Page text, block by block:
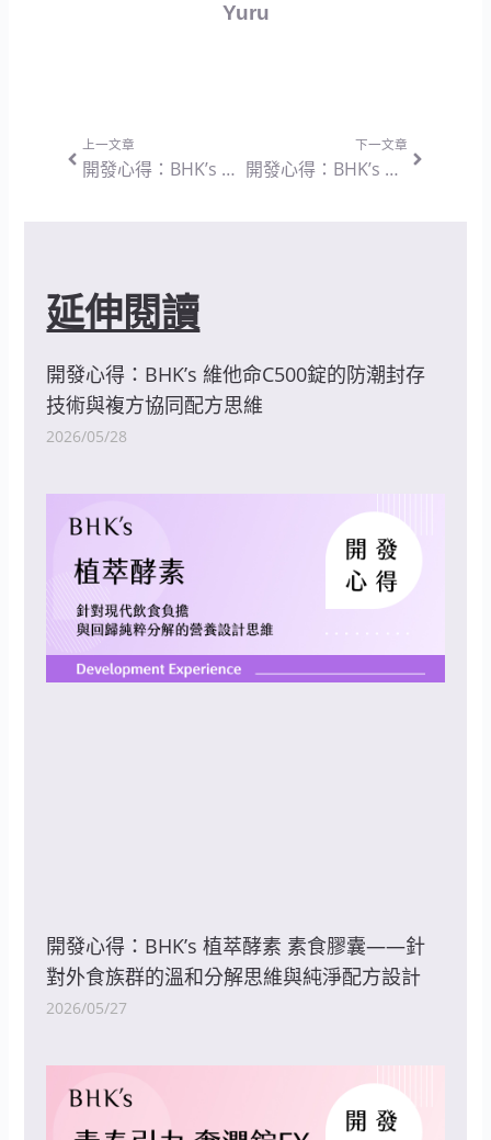
Yuru
上一文章
開發心得：BHK’s 專利魔芋纖維 素食膠囊 — 物理飽腹與純粹無負擔的配方設計思維
下一文章
開發心得：BHK’s 白高顆 膠囊 — 整體營養補給與複方協同的設計思維
延伸閱讀
開發心得：BHK’s 維他命C500錠的防潮封存
技術與複方協同配方思維
2026/05/28
開發心得：BHK’s 植萃酵素 素食膠囊——針
對外食族群的溫和分解思維與純淨配方設計
2026/05/27